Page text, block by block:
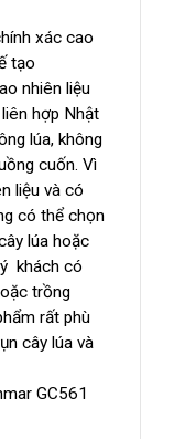
xác cao
tạo
nhiên liệu
hợp Nhật
lúa, không
cuốn. Vì
liệu và có
có thể chọn
lúa hoặc
khách có
trồng
rất phù
cây lúa và
GC561